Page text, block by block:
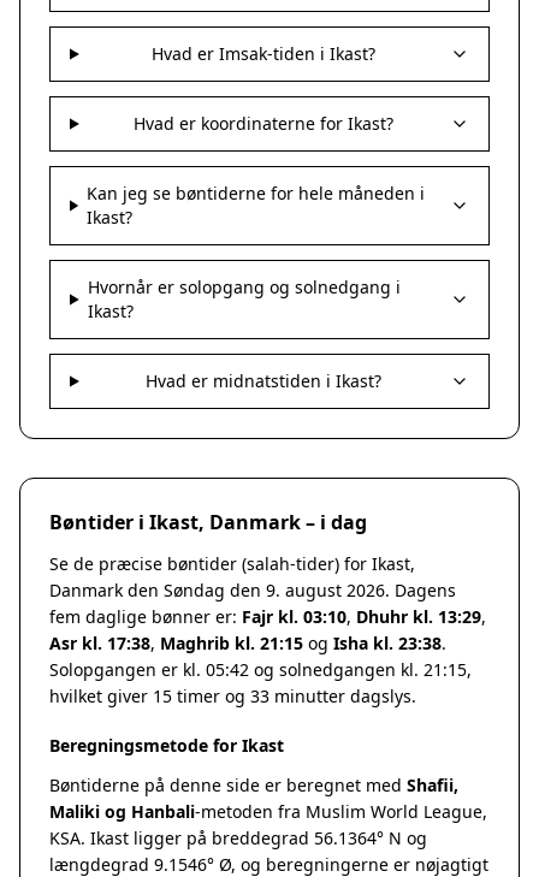
Hvad er Imsak-tiden i Ikast?
Hvad er koordinaterne for Ikast?
Kan jeg se bøntiderne for hele måneden i
Ikast?
Hvornår er solopgang og solnedgang i
Ikast?
Hvad er midnatstiden i Ikast?
Bøntider i Ikast, Danmark – i dag
Se de præcise bøntider (salah-tider) for Ikast,
Danmark den Søndag den 9. august 2026. Dagens
fem daglige bønner er: Fajr kl. 03:10, Dhuhr kl. 13:29,
Asr kl. 17:38, Maghrib kl. 21:15 og Isha kl. 23:38.
Solopgangen er kl. 05:42 og solnedgangen kl. 21:15,
hvilket giver 15 timer og 33 minutter dagslys.
Beregningsmetode for Ikast
Bøntiderne på denne side er beregnet med Shafii,
Maliki og Hanbali-metoden fra Muslim World League,
KSA. Ikast ligger på breddegrad 56.1364° N og
længdegrad 9.1546° Ø, og beregningerne er nøjagtigt